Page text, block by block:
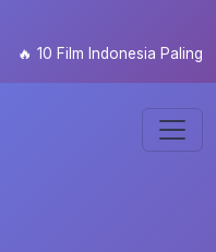
10 Film Indonesia Paling